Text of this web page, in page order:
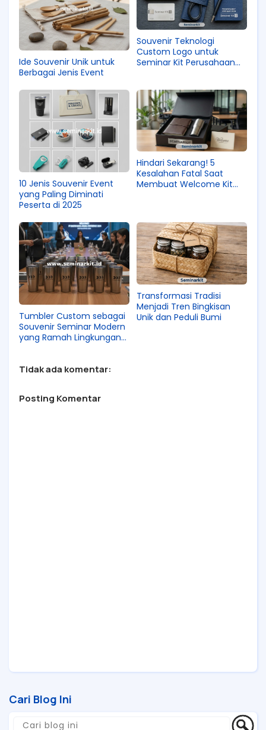
Ide Souvenir Unik untuk
Berbagai Jenis Event
Souvenir Teknologi
Custom Logo untuk
Seminar Kit Perusahaan
10 Jenis Souvenir Event
yang Paling Diminati
Peserta di 2025
Hindari Sekarang! 5
Kesalahan Fatal Saat
Membuat Welcome Kit
Tumbler Custom sebagai
Souvenir Seminar Modern
yang Ramah Lingkungan
Transformasi Tradisi
Menjadi Tren Bingkisan
Unik dan Peduli Bumi
Tidak ada komentar:
Posting Komentar
Cari Blog Ini